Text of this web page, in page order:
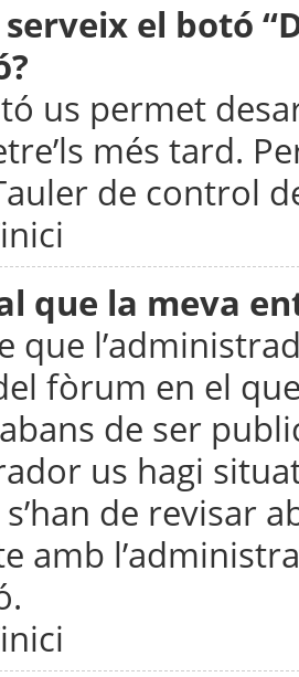
serveix el botó
us permet
més tard.
de control
que la meva
que
fòrum en el
de ser
us hagi
de revisar
amb